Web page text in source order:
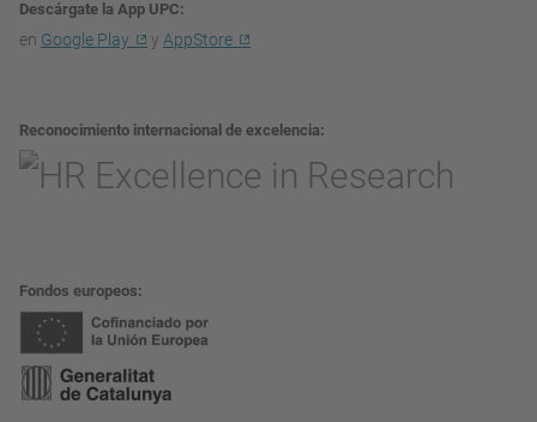
Descárgate la App UPC
en Google Play y AppStore
Reconocimiento internacional de excelencia
Fondos europeos